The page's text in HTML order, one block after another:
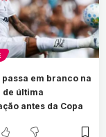
em branco na
de última
antes da Copa